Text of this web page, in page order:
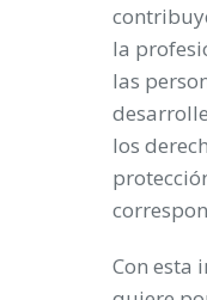
la
las
los
Con esta